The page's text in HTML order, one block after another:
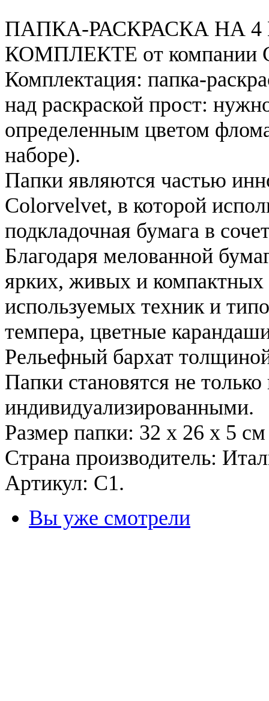
ПАПКА-РАСКРАСКА НА
КОМПЛЕКТЕ от компании
Комплектация: папка-
над раскраской прост:
определенным цветом
наборе).
Папки являются частью
Colorvelvet, в которой
подкладочная бумага в
Благодаря мелованной
ярких, живых и компактных
используемых техник и
темпера, цветные
Рельефный бархат
Папки становятся не
индивидуализированными.
Размер папки: 32 х 26 х 5 см
Страна производитель:
Артикул: C1.
Вы уже смотрели